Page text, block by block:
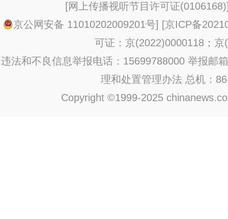
[网上传播视听节目许可证(0106168)
京公网安备 11010202009201号] [京ICP备
可证：京(2022)0000118；京
违法和不良信息举报电话：15699788000 举报邮
理和处置管理办法 总机：
Copyright ©1999-2025